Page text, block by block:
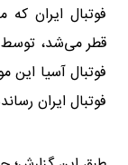
فوتبال ایران
قطر می‌شد، توسط
فوتبال آسیا این
فوتبال ایران